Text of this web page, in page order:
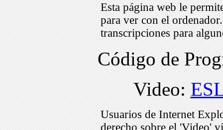
Esta página web le
para ver con el
transcripciones para
Código de
Video:
Usuarios de Internet
derecho sobre el 'Video'